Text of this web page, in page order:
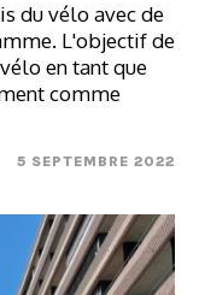
du vélo avec de
L'objectif de
en tant que
comme
5 SEPTEMBRE 2022